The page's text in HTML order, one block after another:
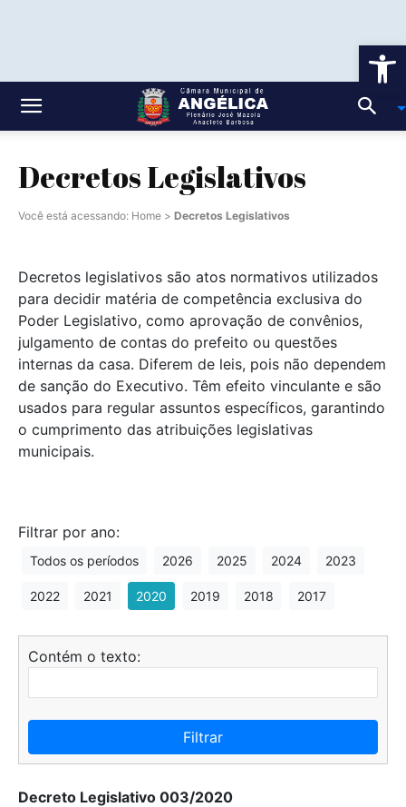
Decretos Legislativos
Você está acessando: Home > Decretos Legislativos
Decretos legislativos são atos normativos utilizados
para decidir matéria de competência exclusiva do
Poder Legislativo, como aprovação de convênios,
julgamento de contas do prefeito ou questões
internas da casa. Diferem de leis, pois não dependem
de sanção do Executivo. Têm efeito vinculante e são
usados para regular assuntos específicos, garantindo
o cumprimento das atribuições legislativas
municipais.
Filtrar por ano:
Todos os períodos 2026 2025 2024 2023
2022 2021 2020 2019 2018 2017
Contém o texto:
Filtrar
Decreto Legislativo 003/2020